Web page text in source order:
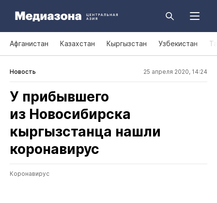
Афганистан Казахстан Кыргызстан Узбекистан
Новость 25 апреля 2020, 14:24
У прибывшего
из Новосибирска
кыргызстанца нашли
коронавирус
Коронавирус